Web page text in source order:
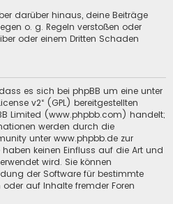
darüber hinaus, deine Beiträge
o. g. Regeln verstoßen oder
oder einem Dritten Schaden
es sich bei phpBB um eine unter
v2“ (GPL) bereitgestellten
Limited (www.phpbb.com) handelt;
werden durch die
unter www.phpbb.de zur
keinen Einfluss auf die Art und
wird. Sie können
der Software für bestimmte
auf Inhalte fremder Foren